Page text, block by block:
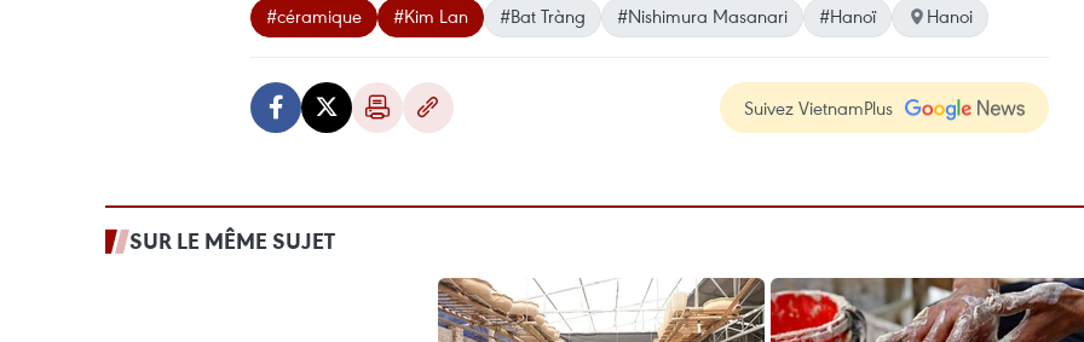
#céramique #Kim Lan #Bat Tràng #Nishimura Masanari #Hanoï Hanoi
Suivez VietnamPlus
SUR LE MÊME SUJET